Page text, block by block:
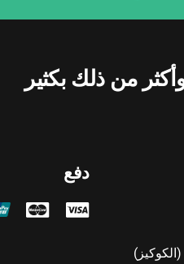
من ذلك بكثير
دفع